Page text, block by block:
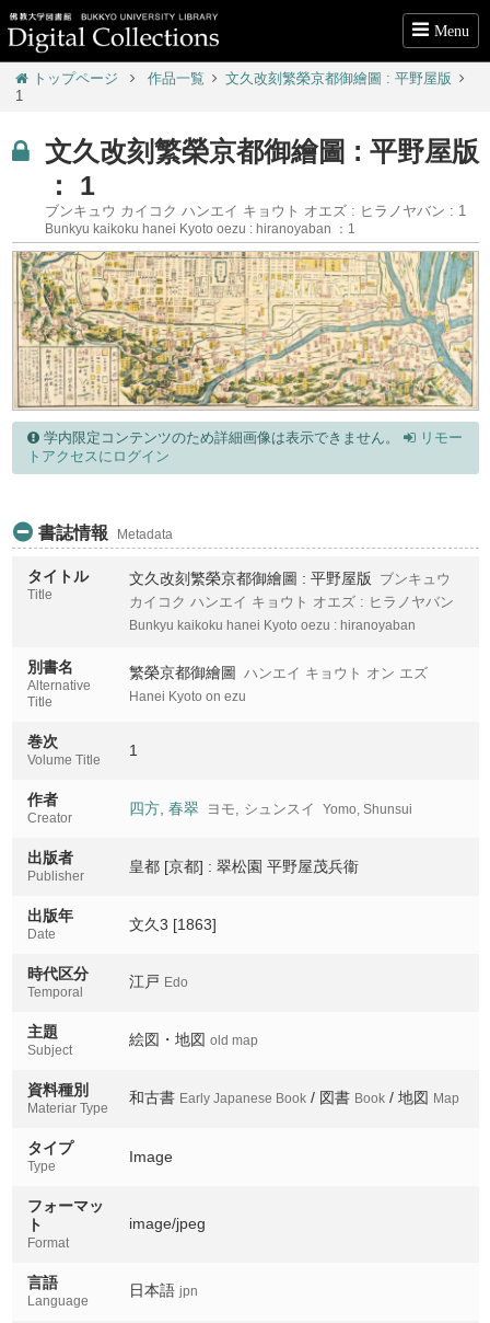
Menu
トップページ 作品一覧
文久改刻繁榮京都御繪圖 : 平野屋版
1
文久改刻繁榮京都御繪圖 : 平野屋版
： 1
ブンキュウ カイコク ハンエイ キョウト オエズ : ヒラノヤバン : 1
Bunkyu kaikoku hanei Kyoto oezu : hiranoyaban ：1
学内限定コンテンツのため詳細画像は表示できません。
リモー
トアクセスにログイン
書誌情報 Metadata
タイトル
Title
文久改刻繁榮京都御繪圖 : 平野屋版
ブンキュウ
カイコク ハンエイ キョウト オエズ : ヒラノヤバン
Bunkyu kaikoku hanei Kyoto oezu : hiranoyaban
別書名
Alternative
Title
繁榮京都御繪圖
ハンエイ キョウト オン エズ
Hanei Kyoto on ezu
巻次
Volume Title
1
作者
Creator
四方, 春翠 ヨモ, シュンスイ Yomo, Shunsui
出版者
Publisher
皇都 [京都] : 翠松園 平野屋茂兵衞
出版年
Date
文久3 [1863]
時代区分
Temporal
江戸 Edo
主題
Subject
絵図・地図 old map
資料種別
Materiar Type
和古書 Early Japanese Book/ 図書 Book/ 地図 Map
タイプ
Type
Image
フォーマッ
ト
Format
image/jpeg
言語
Language
日本語 jpn